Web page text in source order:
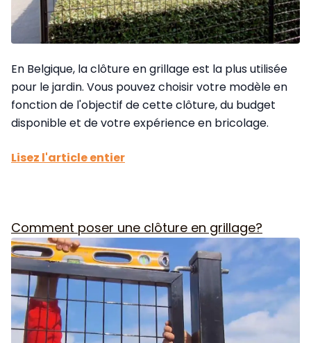
En Belgique, la clôture en grillage est la plus utilisée
pour le jardin. Vous pouvez choisir votre modèle en
fonction de l'objectif de cette clôture, du budget
disponible et de votre expérience en bricolage.
Lisez l'article entier
Comment poser une clôture en grillage?